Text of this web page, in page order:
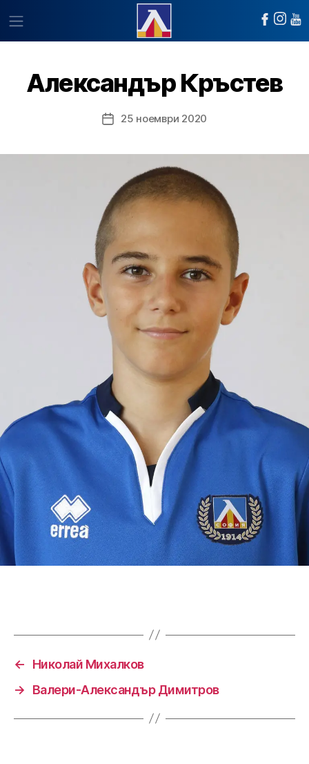
Александър Кръстев
Post25 ноември 2020
←
Николай Михалков
→
Валери-Александър Димитров